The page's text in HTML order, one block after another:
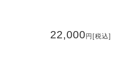
22,000 円 [税込]